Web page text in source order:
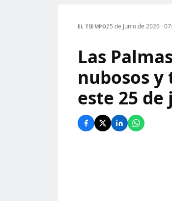
EL TIEMPO25 de Junio de 2026 ·
Las
nubosos y
este 25 de